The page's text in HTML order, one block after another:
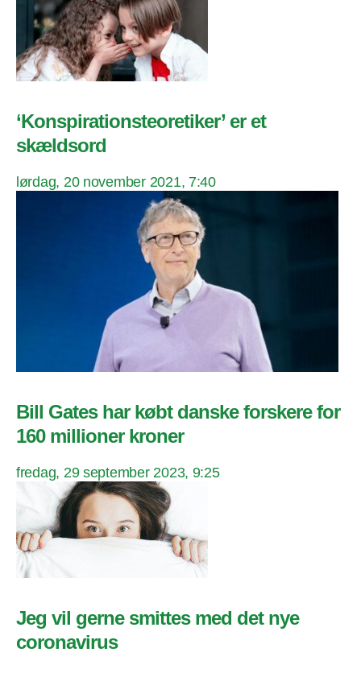
‘Konspirationsteoretiker’ er et
skældsord
lørdag, 20 november 2021, 7:40
Bill Gates har købt danske forskere for
160 millioner kroner
fredag, 29 september 2023, 9:25
Jeg vil gerne smittes med det nye
coronavirus